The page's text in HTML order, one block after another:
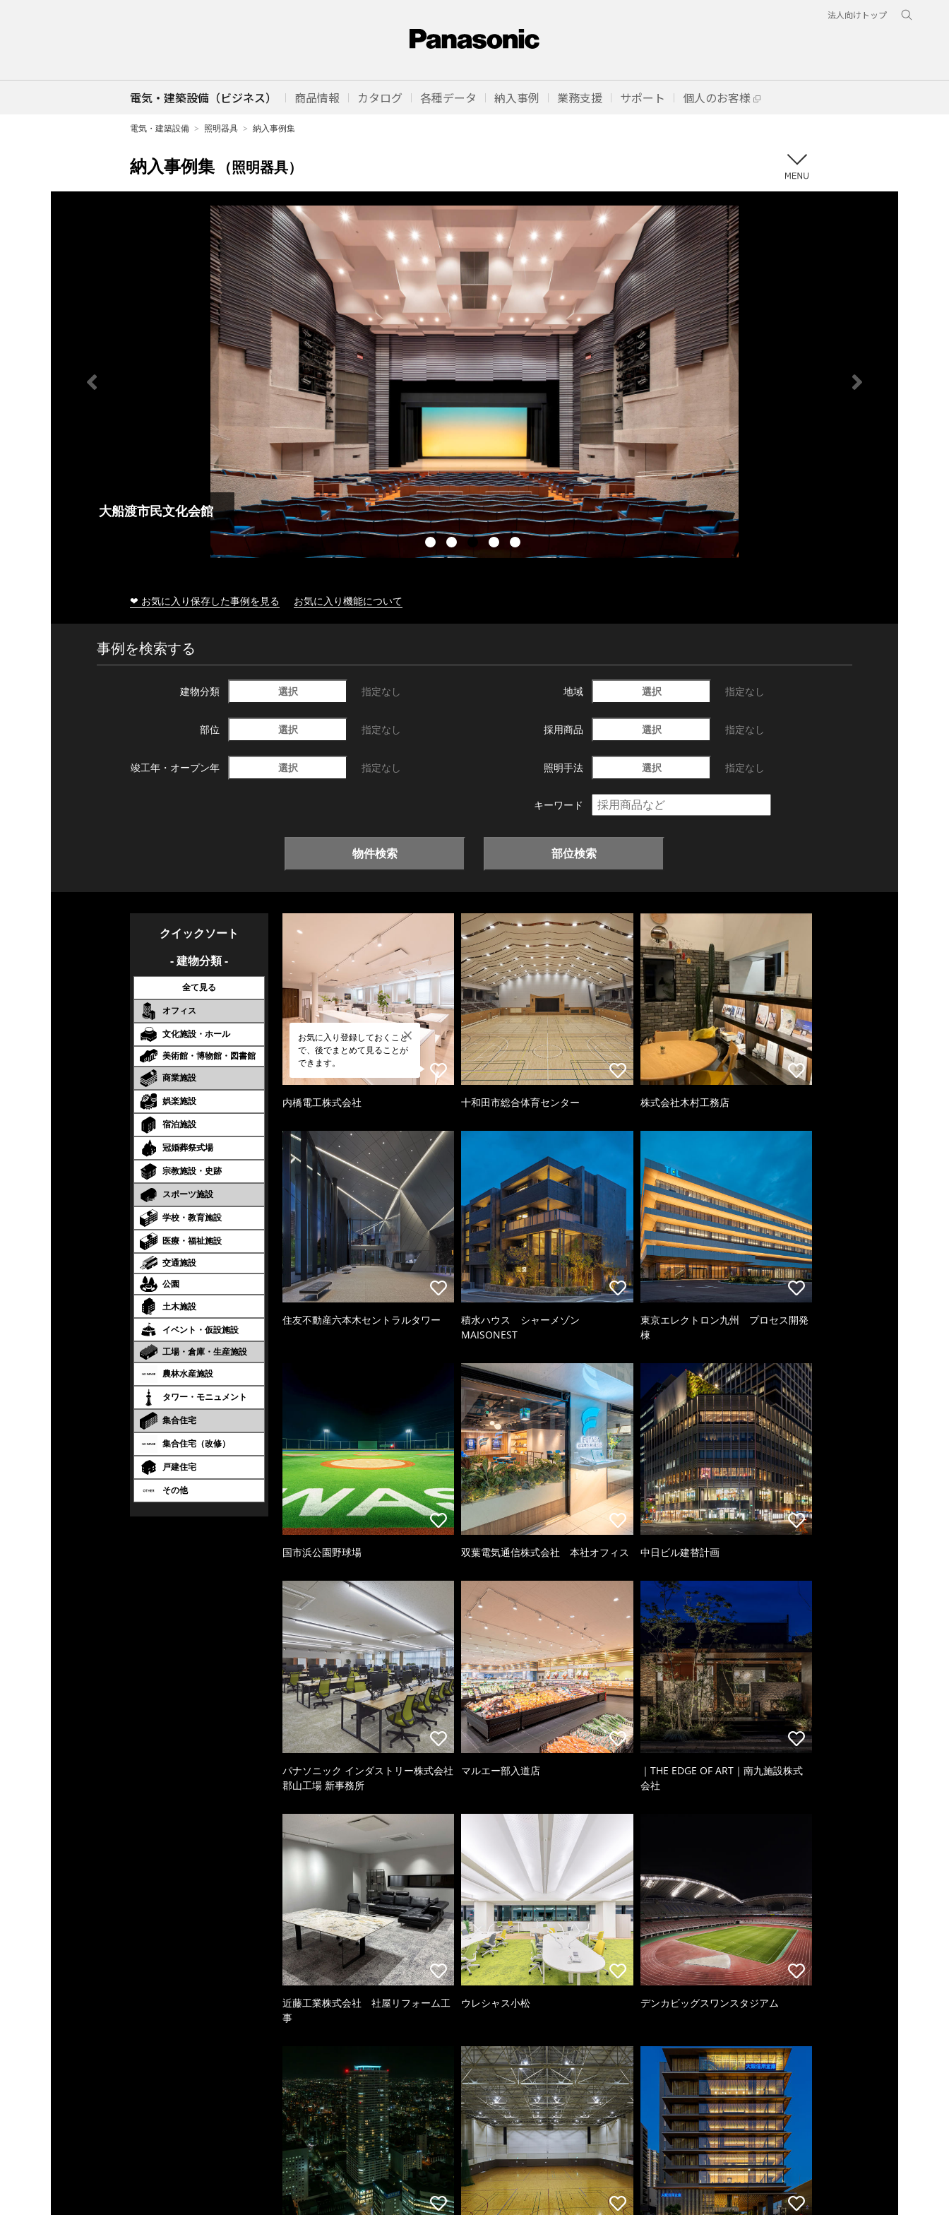
法人向けトップ
電気・建築設備（ビジネス） 商品情報 カタログ 各種データ 納入事例 業務支援 サポート 個人のお客様
電気・建築設備 照明器具 納入事例集
納入事例集 （照明器具）
大船渡市民文化会館
❤ お気に入り保存した事例を見る お気に入り機能について
事例を検索する
建物分類 選択 指定なし 地域 選択 指定なし
部位 選択 指定なし 採用商品 選択 指定なし
竣工年・ オープン年 選択 指定なし 照明手法 選択 指定なし
キーワード
物件検索 部位検索
クイックソート
- 建物分類 -
全て見る
オフィス
文化施設・ホール
美術館・博物館・図書館
商業施設
娯楽施設
宿泊施設
冠婚葬祭式場
宗教施設・史跡
スポーツ施設
学校・教育施設
医療・福祉施設
交通施設
公園
土木施設
イベント・仮設施設
工場・倉庫・生産施設
農林水産施設
タワー・モニュメント
集合住宅
集合住宅（改修）
戸建住宅
その他
お気に入り登録しておくこと
で、後でまとめて見ることが
できます。
内橋電工株式会社 十和田市総合体育センター 株式会社木村工務店
住友不動産六本木セントラルタワー
積水ハウス シャーメゾン
MAISONEST
東京エレクトロン九州 プロセス開発
棟
国市浜公園野球場 双葉電気通信株式会社 本社オフィス 中日ビル建替計画
パナソニック インダストリー株式会社
郡山工場 新事務所
マルエー部入道店
｜THE EDGE OF ART｜南九施設株式
会社
近藤工業株式会社 社屋リフォーム工
事
ウレシャス小松 デンカビッグスワンスタジアム